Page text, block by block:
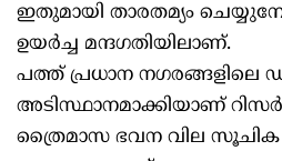
ഇതുമായി താരതമ്യം
ഉയര്‍ച്ച മന്ദഗതിയിലാണ്.
പത്ത് പ്രധാന നഗരങ്ങളിലെ
അടിസ്ഥാനമാക്കിയാണ്
ത്രൈമാസ ഭവന വില സൂചിക